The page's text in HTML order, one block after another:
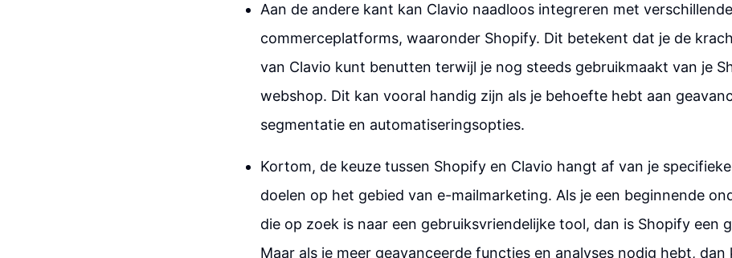
Aan de andere kant kan Clavio naadloos integreren met
commerceplatforms, waaronder Shopify. Dit betekent dat je de
van Clavio kunt benutten terwijl je nog steeds gebruikmaakt van je
webshop. Dit kan vooral handig zijn als je behoefte hebt aan
segmentatie en automatiseringsopties.
Kortom, de keuze tussen Shopify en Clavio hangt af van je
doelen op het gebied van e-mailmarketing. Als je een beginnende
die op zoek is naar een gebruiksvriendelijke tool, dan is Shopify een
Maar als je meer geavanceerde functies en analyses nodig hebt, dan